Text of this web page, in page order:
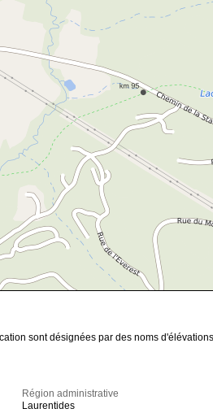
sont désignées par des noms
Région administrative
Laurentides